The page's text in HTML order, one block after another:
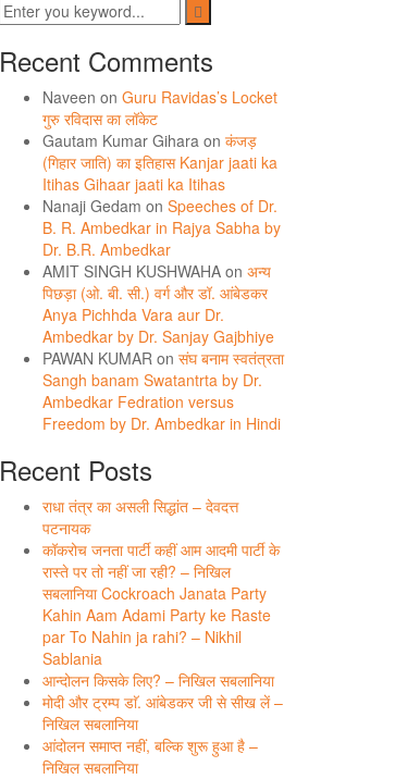
Recent Comments
Naveen on Guru Ravidas’s Locket
गुरु रविदास का लॉकेट
Gautam Kumar Gihara on कंजड़
(गिहार जाति) का इतिहास Kanjar jaati ka
Itihas Gihaar jaati ka Itihas
Nanaji Gedam on Speeches of Dr.
B. R. Ambedkar in Rajya Sabha by
Dr. B.R. Ambedkar
AMIT SINGH KUSHWAHAon अन्य
पिछड़ा (ओ. बी. सी.) वर्ग और डॉ. आंबेडकर
Anya Pichhda Vara aur Dr.
Ambedkar by Dr. Sanjay Gajbhiye
PAWAN KUMAR on संघ बनाम स्वतंत्रता
Sangh banam Swatantrta by Dr.
Ambedkar Fedration versus
Freedom by Dr. Ambedkar in Hindi
Recent Posts
राधा तंत्र का असली सिद्धांत – देवदत्त
पटनायक
कॉकरोच जनता पार्टी कहीं आम आदमी पार्टी के
रास्ते पर तो नहीं जा रही? – निखिल
सबलानिया Cockroach Janata Party
Kahin Aam Adami Party ke Raste
par To Nahin ja rahi? – Nikhil
Sablania
आन्दोलन किसके लिए? – निखिल सबलानिया
मोदी और ट्रम्प डाॅ. आंबेडकर जी से सीख लें –
निखिल सबलानिया
आंदोलन समाप्त नहीं, बल्कि शुरू हुआ है –
निखिल सबलानिया